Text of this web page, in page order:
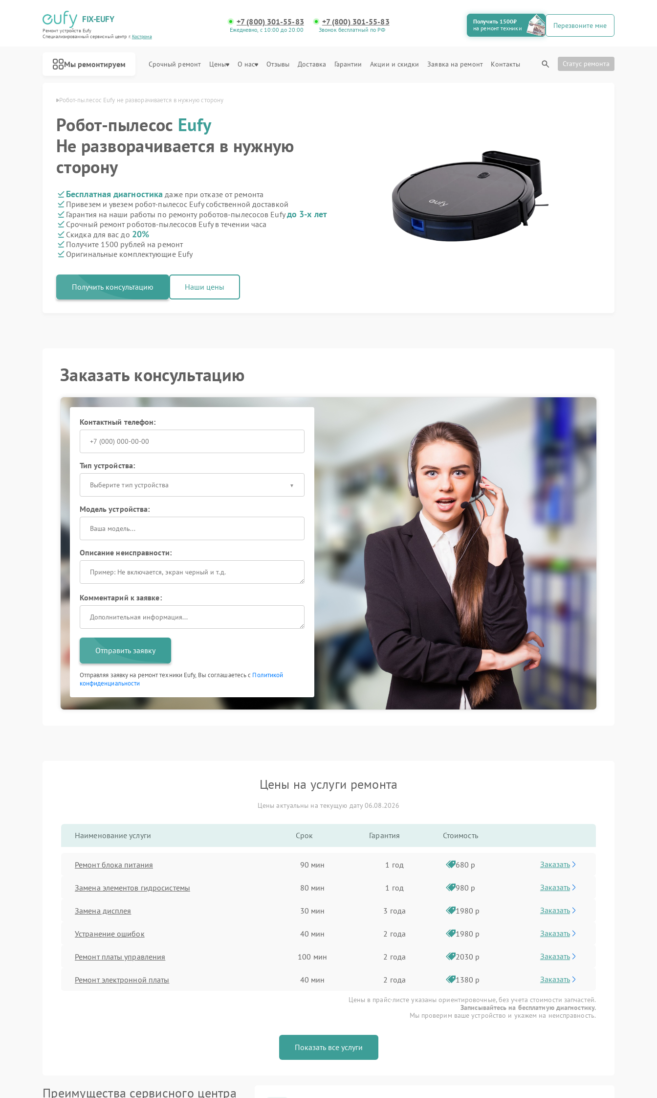
FIX-EUFY
Ремонт устройств Eufy
Специализированный cервисный центр г.Кострома
+7 (800) 301-55-83
Ежедневно, с 10:00 до 20:00
+7 (800) 301-55-83
Звонок бесплатный по РФ
Получить 1500₽
на ремонт техники
Перезвоните мне
Мы ремонтируем Срочный ремонт Цены О нас Отзывы Доставка Гарантии Акции и скидки Заявка на ремонт Контакты Статус ремонта
Робот-пылесос Eufy не разворачивается в нужную сторону
Робот-пылесос Eufy
Не разворачивается в нужную
сторону
Бесплатная диагностика даже при отказе от ремонта
Привезем и увезем робот-пылесос Eufy собственной доставкой
Гарантия на наши работы по ремонту роботов-пылесосов Eufyдо 3-х лет
Срочный ремонт роботов-пылесосов Eufy в течении часа
Скидка для вас до 20%
Получите 1500 рублей на ремонт
Оригинальные комплектующие Eufy
Получить консультацию Наши цены
Заказать консультацию
Контактный телефон:
Тип устройства:
Выберите тип устройства
Модель устройства:
Описание неисправности:
Комментарий к заявке:
Отправить заявку
Отправляя заявку на ремонт техники Eufy, Вы соглашаетесь с Политикой
конфиденциальности
Цены на услуги ремонта
Цены актуальны на текущую дату 06.08.2026
Наименование услуги Срок Гарантия Стоимость
Ремонт блока питания 90 мин 1 год 680 р Заказать
Замена элементов гидросистемы 80 мин 1 год 980 р Заказать
Замена дисплея 30 мин 3 года 1980 р Заказать
Устранение ошибок 40 мин 2 года 1980 р Заказать
Ремонт платы управления 100 мин 2 года 2030 р Заказать
Ремонт электронной платы 40 мин 2 года 1380 р Заказать
Цены в прайс-листе указаны ориентировочные, без учета стоимости запчастей.
Записывайтесь на бесплатную диагностику.
Мы проверим ваше устройство и укажем на неисправность.
Показать все услуги
Преимущества сервисного центра